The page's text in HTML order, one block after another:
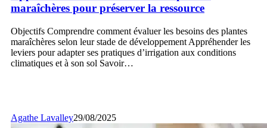
en
eau
plantes
maraîchères
pour
préserver
maraîchères pour préserver la ressource
Objectifs Comprendre comment évaluer les besoins des plantes
maraîchères selon leur stade de développement Appréhender les
leviers pour adapter ses pratiques d’irrigation aux conditions
climatiques et à son sol Savoir…
Agathe Lavalley29/08/2025